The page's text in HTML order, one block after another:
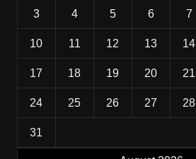
3 4 5 6 7
10 11 12 13 14
17 18 19 20 21
24 25 26 27 28
31